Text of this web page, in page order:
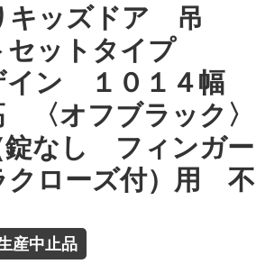
キッズドア 吊
ットタイプ
ン １０１４幅
〈オフブラック〉
なし フィンガー
ローズ付）用 不
産中止品